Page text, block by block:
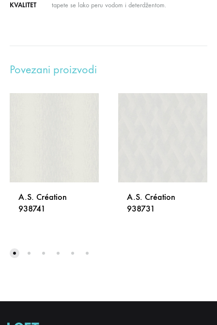
KVALITET tapete se lako peru vodom i deterdžentom.
Povezani proizvodi
A.S. Création
938741
A.S. Création
938731